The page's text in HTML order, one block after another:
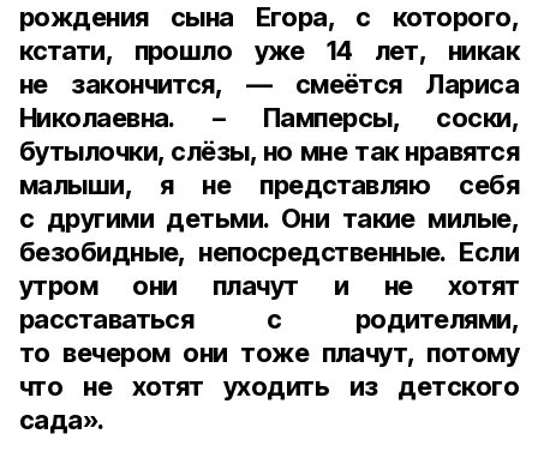
рождения сына Егора, с которого,
кстати, прошло уже 14 лет, никак
не закончится, — смеётся Лариса
Николаевна. – Памперсы, соски,
бутылочки, слёзы, но мне так нравятся
малыши, я не представляю себя
с другими детьми. Они такие милые,
безобидные, непосредственные. Если
утром они плачут и не хотят
расставаться с родителями,
то вечером они тоже плачут, потому
что не хотят уходить из детского
сада».